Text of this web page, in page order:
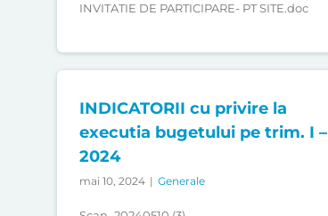
INVITATIE DE PARTICIPARE- PT SITE.doc
INDICATORII cu privire la
executia bugetului pe trim. I –
2024
mai 10, 2024 | Generale